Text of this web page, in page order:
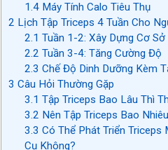
1.4Máy Tính Calo Tiêu Thụ
2 Lịch Tập Triceps 4 Tuần Cho
2.1 Tuần 1-2: Xây Dựng Cơ Sở
2.2 Tuần 3-4: Tăng Cường Độ
2.3 Chế Độ Dinh Dưỡng Kèm
3 Câu Hỏi Thường Gặp
3.1 Tập Triceps Bao Lâu Thì
3.2 Nên Tập Triceps Bao
3.3 Có Thể Phát Triển Triceps
Cụ Không?